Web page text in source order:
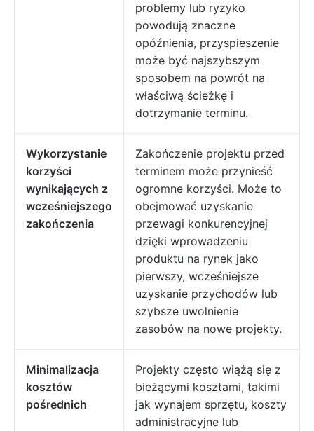
problemy lub ryzyko
powodują znaczne
opóźnienia, przyspieszenie
może być najszybszym
sposobem na powrót na
właściwą ścieżkę i
dotrzymanie terminu.
Wykorzystanie
korzyści
wynikających z
wcześniejszego
zakończenia
Zakończenie projektu przed
terminem może przynieść
ogromne korzyści. Może to
obejmować uzyskanie
przewagi konkurencyjnej
dzięki wprowadzeniu
produktu na rynek jako
pierwszy, wcześniejsze
uzyskanie przychodów lub
szybsze uwolnienie
zasobów na nowe projekty.
Minimalizacja
kosztów
pośrednich
Projekty często wiążą się z
bieżącymi kosztami, takimi
jak wynajem sprzętu, koszty
administracyjne lub